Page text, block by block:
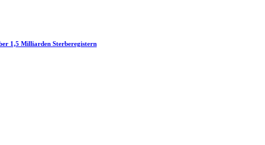
1,5 Milliarden Sterberegistern